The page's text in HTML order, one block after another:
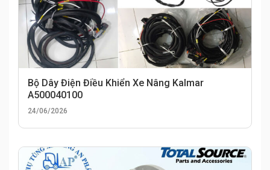
Bộ Dây Điện Điều Khiển Xe Nâng Kalmar
A500040100
24/06/2026